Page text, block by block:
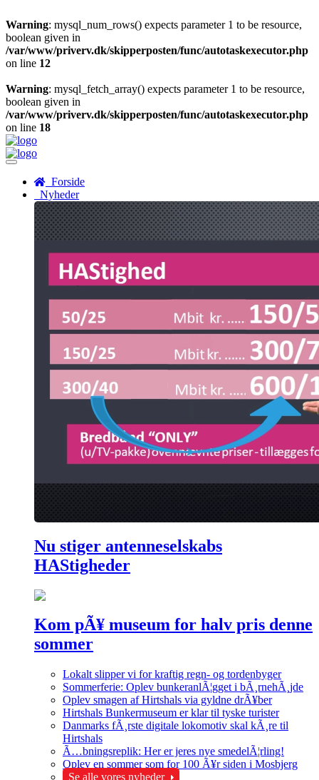
Warning: mysql_num_rows() expects parameter 1 to be resource,
boolean given in
/var/www/priverv.dk/skipperposten/func/autotaskexecutor.php
on line 12
Warning: mysql_fetch_array() expects parameter 1 to be resource,
boolean given in
/var/www/priverv.dk/skipperposten/func/autotaskexecutor.php
on line 18
Menu
Forside
Nyheder
Nu stiger antenneselskabs
HAStigheder
Kom pÃ¥ museum for halv pris denne
sommer
Lokalt slipper vi for kraftig regn- og tordenbyger
Sommerferie: Oplev bunkeranlÃ¦gget i bÃ¸rnehÃ¸jde
Oplev smagen af Hirtshals via gyldne drÃ¥ber
Hirtshals Bunkermuseum er klar til tyske turister
Danmarks fÃ¸rste digitale lokomotiv skal kÃ¸re til
Hirtshals
Ã…bningsreplik: Her er jeres nye smedelÃ¦rling!
Oplev en sommer som for 100 Ã¥r siden i Mosbjerg
Se alle vores nyheder